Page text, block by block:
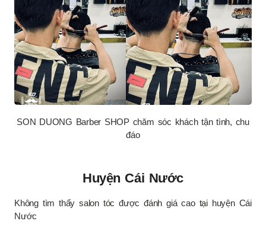
SON DUONG Barber SHOP chăm sóc khách tận tình, chu
đáo
Huyện Cái Nước
Không tìm thấy salon tóc được đánh giá cao tại huyện Cái
Nước